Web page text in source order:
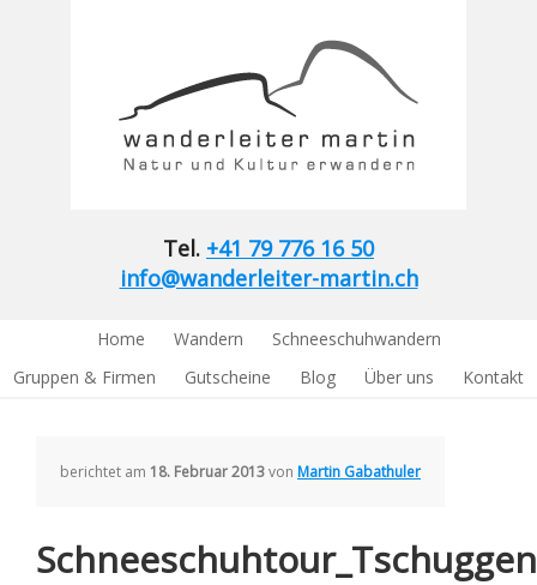
Tel. +41 79 776 16 50
info@wanderleiter-martin.ch
Home Wandern
Schneeschuhwandern
Gruppen & Firmen
Gutscheine Blog Über uns Kontakt
berichtet am 18. Februar 2013von Martin Gabathuler